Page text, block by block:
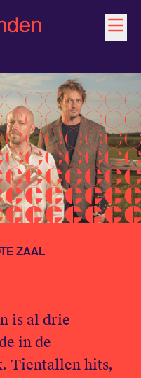
ZAAL
is al drie
in de
Tientallen hits,